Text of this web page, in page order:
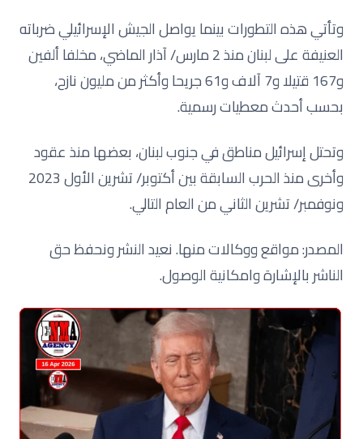
وتأتي هذه التطورات بينما يواصل الجيش الإسرائيلي ضرباته
العنيفة على لبنان منذ 2 مارس/ آذار الماضي، مخلفا ألفين
و167 قتيلا و7 آلاف و61 جريحا وأكثر من مليون نازح،
بحسب أحدث معطيات رسمية.
وتحتل إسرائيل مناطق في جنوب لبنان، بعضها منذ عقود
وأخرى منذ الحرب السابقة بين أكتوبر/ تشرين الأول 2023
ونوفمبر/ تشرين الثاني من العام التالي.
المصدر: مواقع ووكالاتمنها. نعيد النشر ونحفظ حق
الناشر بالإشارة وامكانية الوصول.